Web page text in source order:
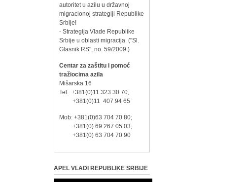
autoritet u azilu u državnoj
migracionoj strategiji Republike
Srbije!
- Strategija Vlade Republike
Srbije u oblasti migracija ("Sl.
Glasnik RS", no. 59/2009.)
Centar za zaštitu i pomoć
tražiocima azila
Mišarska 16
Tel: +381(0)11 323 30 70;
+381(0)11 407 94 65
Mob: +381(0)63 704 70 80;
+381(0) 69 267 05 03;
+381(0) 63 704 70 90
APEL VLADI REPUBLIKE SRBIJE